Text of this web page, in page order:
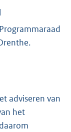
adviseren van
het